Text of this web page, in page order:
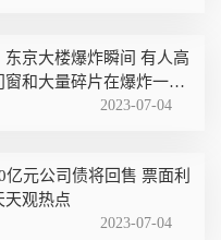
东京大楼爆炸瞬间 有人高
窗和大量碎片在爆炸一刻
2023-07-04
亿元公司债将回售 票面利
天观热点
2023-07-04